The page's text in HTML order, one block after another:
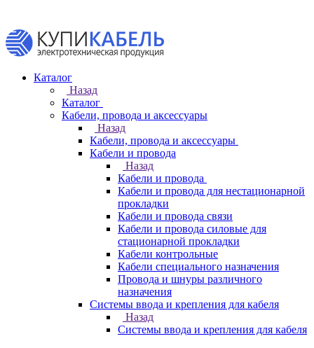
Каталог
Назад
Каталог
Кабели, провода и аксессуары
Назад
Кабели, провода и аксессуары
Кабели и провода
Назад
Кабели и провода
Кабели и провода для нестационарной
прокладки
Кабели и провода связи
Кабели и провода силовые для
стационарной прокладки
Кабели контрольные
Кабели специального назначения
Провода и шнуры различного
назначения
Системы ввода и крепления для кабеля
Назад
Системы ввода и крепления для кабеля